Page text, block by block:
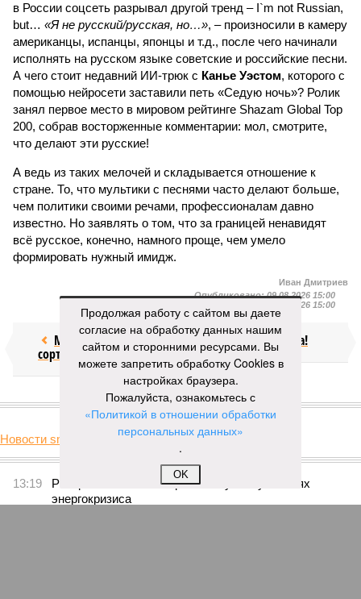
в России соцсеть разрывал другой тренд – I`m not Russian,
but… «Я не русский/русская, но…», – произносили в камеру
американцы, испанцы, японцы и т.д., после чего начинали
исполнять на русском языке советские и российские песни.
А чего стоит недавний ИИ-трюк с Канье Уэстом, которого с
помощью нейросети заставили петь «Седую ночь»? Ролик
занял первое место в мировом рейтинге Shazam Global Top
200, собрав восторженные комментарии: мол, смотрите,
что делают эти русские!
А ведь из таких мелочей и складывается отношение к
стране. То, что мультики с песнями часто делают больше,
чем политики своими речами, профессионалам давно
известно. Но заявлять о том, что за границей ненавидят
всё русское, конечно, намного проще, чем умело
формировать нужный имидж.
Иван Дмитриев
Опубликовано:09.08.2026 15:00
09.08.2026 15:00
Мочить в
сортире
Посол ты на!
КОММЕНТАРИИ 0
Новости smi2.ru
Киев перешёл к террору гражданских, пора давать
адекватный ответ
Мочить в сортире
Продолжая работу с сайтом вы даете
согласие на обработку данных нашим
сайтом и сторонними ресурсами. Вы
можете запретить обработку Cookies в
настройках браузера.
Пожалуйста, ознакомьтесь с
«Политикой в отношении обработки
персональных данных»
.
OK